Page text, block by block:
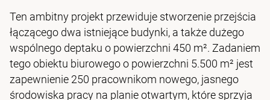
Ten ambitny projekt przewiduje stworzenie przejścia
łączącego dwa istniejące budynki, a także dużego
wspólnego deptaku o powierzchni 450 m². Zadaniem
tego obiektu biurowego o powierzchni 5.500 m² jest
zapewnienie 250 pracownikom nowego, jasnego
środowiska pracy na planie otwartym, które sprzyja